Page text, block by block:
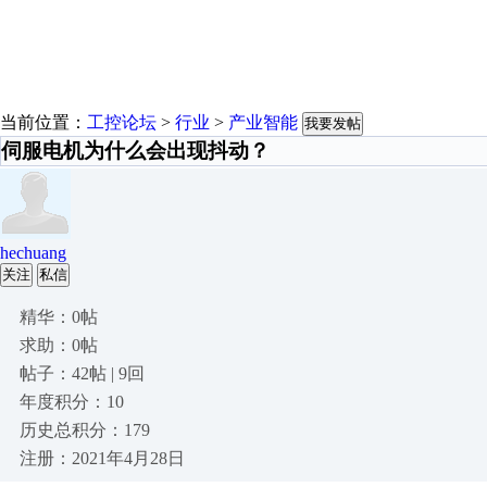
当前位置： 工控论坛 > 行业 > 产业智能 我要发帖
伺服电机为什么会出现抖动？
hechuang
关注 私信
精华：0帖
求助：0帖
帖子：42帖 | 9回
年度积分：10
历史总积分：179
注册：2021年4月28日